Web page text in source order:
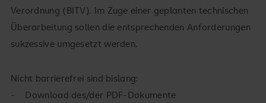
Verordnung (BITV). Im Zuge einer geplanten technischen
Überarbeitung sollen die entsprechenden Anforderungen
sukzessive umgesetzt werden.
Nicht barrierefrei sind bislang:
- Download des/der PDF-Dokumente